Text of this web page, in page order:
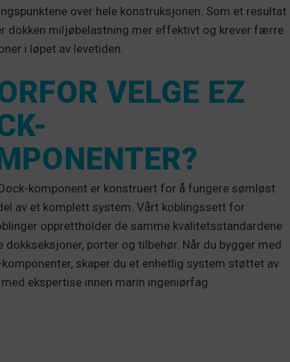
over hele konstruksjonen. Som et resultat
dokken miljøbelastning mer effektivt og krever færre
i løpet av levetiden.
VELGE EZ
komponent er konstruert for å fungere sømløst
av et komplett system. Vårt koblingssett for
opprettholder de samme kvalitetsstandardene
dokkseksjoner, porter og tilbehør. Når du bygger med
komponenter, skaper du et enhetlig system støttet av
ekspertise innen marin ingeniørfag.